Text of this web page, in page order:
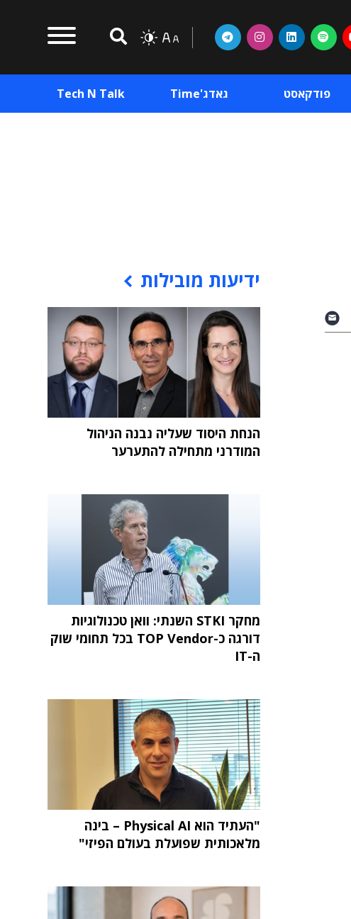
פודקאסט גאדג'Time Tech N Talk
ידיעות מובילות
הנחת היסוד שעליה נבנה הניהול
המודרני מתחילה להתערער
מחקר STKI השנתי: וואן טכנולוגיות
דורגה כ-TOP Vendor בכל תחומי שוק
ה-IT
"העתיד הוא Physical AI – בינה
מלאכותית שפועלת בעולם הפיזי"